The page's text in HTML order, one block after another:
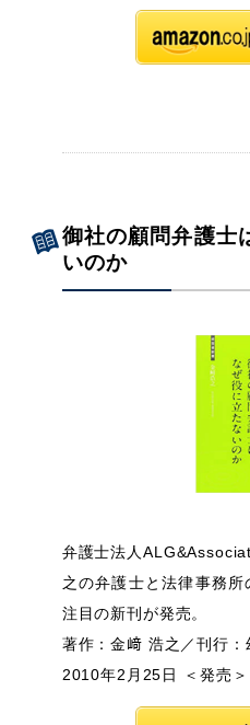
御社の顧問弁護士
いのか
弁護士法人
之の弁護士と法律事務
注目の新刊が発売。
著作：金﨑 浩之／刊行：
2010年2月25日 ＜発売＞